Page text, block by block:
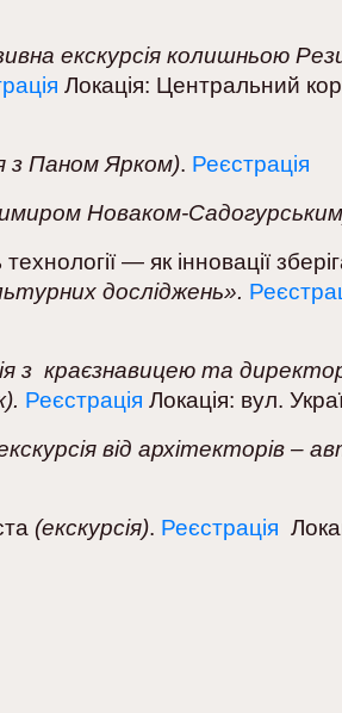
екскурсія колишньою
Локація: Центральний
з Паном Ярком). Реєстрація
Новаком-
— як інновації
досліджень».
з краєзнавицею та
Реєстрація Локація: вул.
від архітекторів –
(екскурсія). Реєстрація